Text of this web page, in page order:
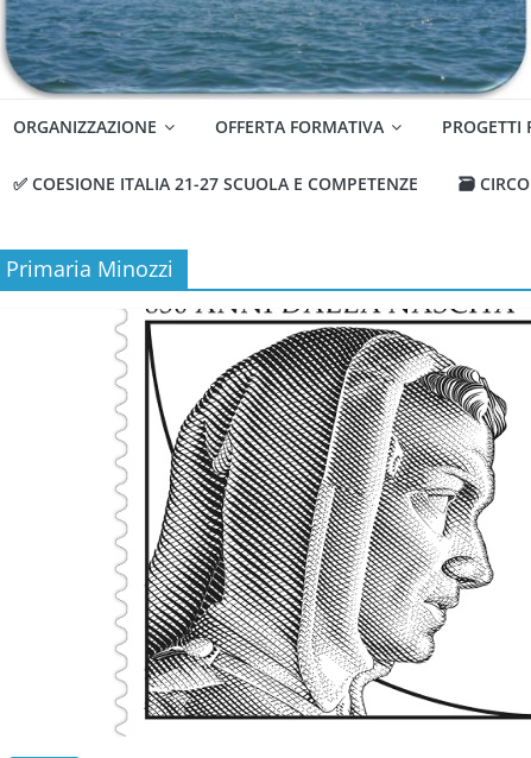
ORGANIZZAZIONE OFFERTA FORMATIVA PROGETTI
✅ COESIONE ITALIA 21-27 SCUOLA E COMPETENZE 🗃️
Primaria Minozzi